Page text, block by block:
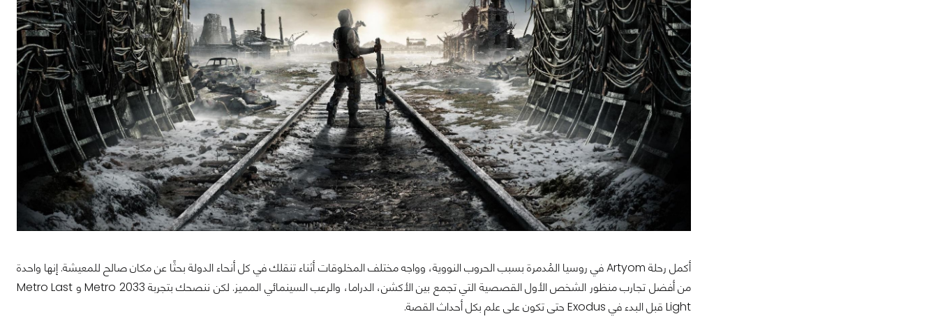
أكمل رحلة Artyom في روسيا المُدمرة بسبب الحروب النووية، وواجه مختلف المخلوقات أثناء تنقلك في كل أنحاء الدولة بحثًا عن مكان صالح للمعيشة. إنها واحدة
من أفضل تجارب منظور الشخص الأول القصصية التي تجمع بين الأكشن، الدراما، والرعب السينمائي المميز. لكن ننصحك بتجربة Metro 2033 و Metro Last
Light قبل البدء في Exodus حتى تكون على علم بكل أحداث القصة.